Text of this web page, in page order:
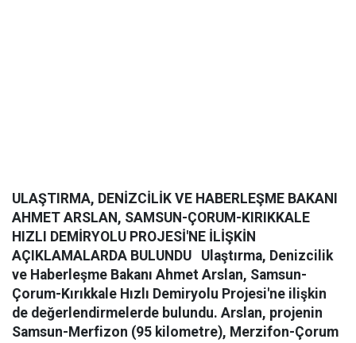
ULAŞTIRMA, DENİZCİLİK VE HABERLEŞME BAKANI
AHMET ARSLAN, SAMSUN-ÇORUM-KIRIKKALE
HIZLI DEMİRYOLU PROJESİ'NE İLİŞKİN
AÇIKLAMALARDA BULUNDU
Ulaştırma, Denizcilik
ve Haberleşme Bakanı Ahmet Arslan, Samsun-
Çorum-Kırıkkale Hızlı Demiryolu Projesi'ne ilişkin
de değerlendirmelerde bulundu. Arslan, projenin
Samsun-Merfizon (95 kilometre), Merzifon-Çorum